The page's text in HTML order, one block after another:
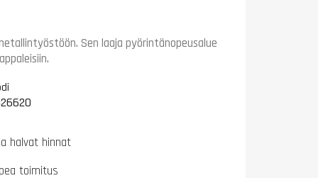
Sen laaja pyörintänopeusalue
halvat hinnat
toimitus